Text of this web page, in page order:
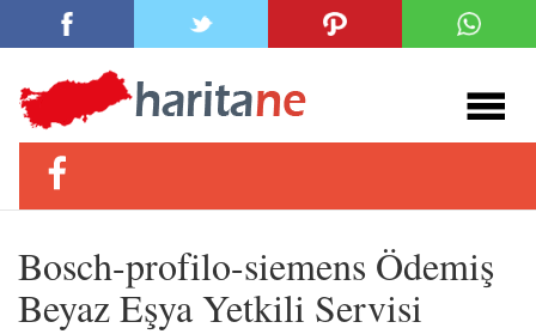
Bosch-profilo-siemens Ödemiş
Beyaz Eşya Yetkili Servisi